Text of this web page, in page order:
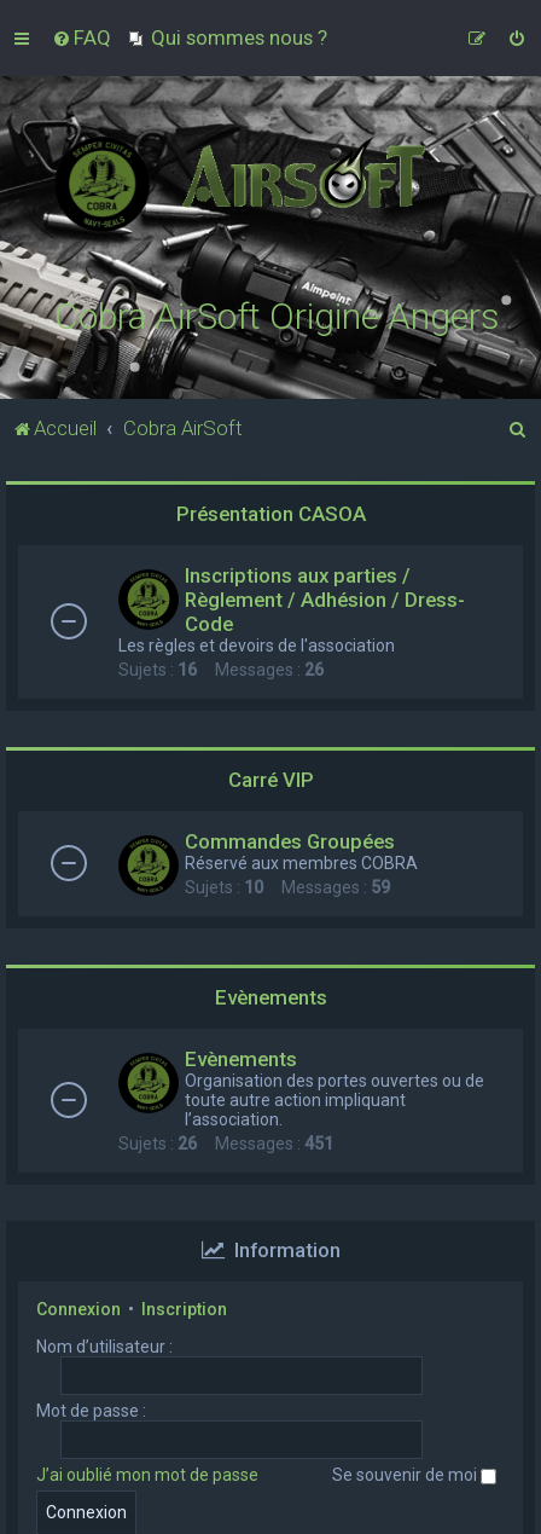
FAQ Qui sommes nous ?
Cobra AirSoft Origine Angers
Accueil Cobra AirSoft
Présentation CASOA
Inscriptions aux parties /
Règlement / Adhésion / Dress-
Code
Les règles et devoirs de l'association
Sujets : 16 Messages : 26
Carré VIP
Commandes Groupées
Réservé aux membres COBRA
Sujets : 10 Messages : 59
Evènements
Evènements
Organisation des portes ouvertes ou de
toute autre action impliquant
l’association.
Sujets : 26 Messages : 451
Information
Connexion •
Inscription
Nom d’utilisateur :
Mot de passe :
J’ai oublié mon mot de passe Se souvenir de moi